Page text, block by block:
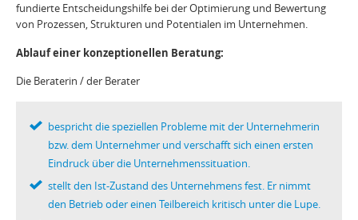
fundierte Entscheidungshilfe bei der Optimierung und Bewertung
von Prozessen, Strukturen und Potentialen im Unternehmen.
Ablauf einer konzeptionellen Beratung:
Die Beraterin / der Berater
bespricht die speziellen Probleme mit der Unternehmerin
bzw. dem Unternehmer und verschafft sich einen ersten
Eindruck über die Unternehmenssituation.
stellt den Ist-Zustand des Unternehmens fest. Er nimmt
den Betrieb oder einen Teilbereich kritisch unter die Lupe.